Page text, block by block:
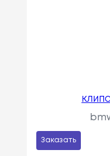
Заказать